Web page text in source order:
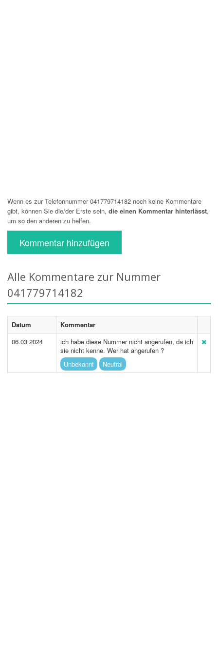
Wenn es zur Telefonnummer 041779714182 noch keine Kommentare
gibt, können Sie die/der Erste sein, die einen Kommentar hinterlässt,
um so den anderen zu helfen.
Kommentar hinzufügen
Alle Kommentare zur Nummer
041779714182
Datum
Kommentar
06.03.2024
ich habe diese Nummer nicht angerufen, da ich
sie nicht kenne. Wer hat angerufen ?
Unbekannt
Neutral